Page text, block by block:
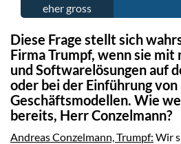
eher gross
Diese Frage stellt sich
Firma Trumpf, wenn sie mit
und Softwarelösungen auf
oder bei der Einführung von
Geschäftsmodellen. Wie
bereits, Herr Conzelmann?
Andreas Conzelmann, Trumpf: Wir